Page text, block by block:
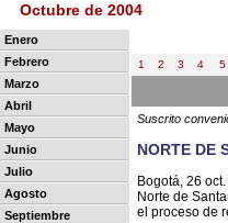
Octubre de 2004
Enero
Febrero
Marzo
Abril
Mayo
Junio
Julio
Agosto
Septiembre
1 2 3 4 5
Suscrito
NORTE DE
Bogotá, 26
Norte de
el proceso de